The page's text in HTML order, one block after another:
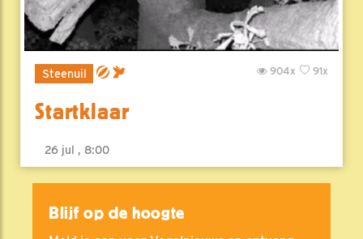
Steenuil 91x
904x
Startklaar
26 jul , 8:00
Blijf op de hoogte